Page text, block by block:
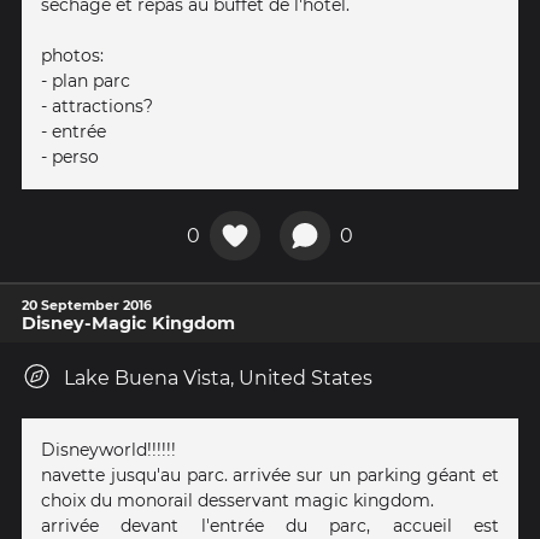
séchage et repas au buffet de l'hôtel.
photos:
- plan parc
- attractions?
- entrée
- perso
0 0
20 September 2016
Disney-Magic Kingdom
Lake Buena Vista, United States
Disneyworld!!!!!!
navette jusqu'au parc. arrivée sur un parking géant et
choix du monorail desservant magic kingdom.
arrivée devant l'entrée du parc, accueil est